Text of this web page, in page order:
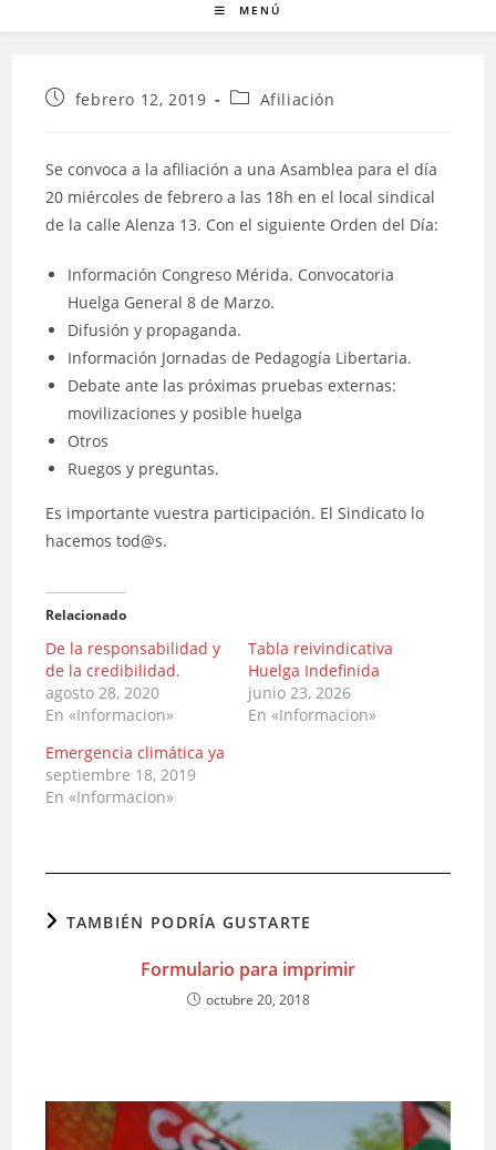
MENÚ
Publicación
entrada:
febrero 12, 2019
Categoría
entrada:
Afiliación
Se convoca a la afiliación a una Asamblea para el día
20 miércoles de febrero a las 18h en el local sindical
de la calle Alenza 13. Con el siguiente Orden del Día:
Información Congreso Mérida. Convocatoria
Huelga General 8 de Marzo.
Difusión y propaganda.
Información Jornadas de Pedagogía Libertaria.
Debate ante las próximas pruebas externas:
movilizaciones y posible huelga
Otros
Ruegos y preguntas.
Es importante vuestra participación. El Sindicato lo
hacemos tod@s.
Relacionado
De la responsabilidad y
de la credibilidad.
agosto 28, 2020
En «Informacion»
Tabla reivindicativa
Huelga Indefinida
junio 23, 2026
En «Informacion»
Emergencia climática ya
septiembre 18, 2019
En «Informacion»
TAMBIÉN PODRÍA GUSTARTE
Formulario para imprimir
octubre 20, 2018